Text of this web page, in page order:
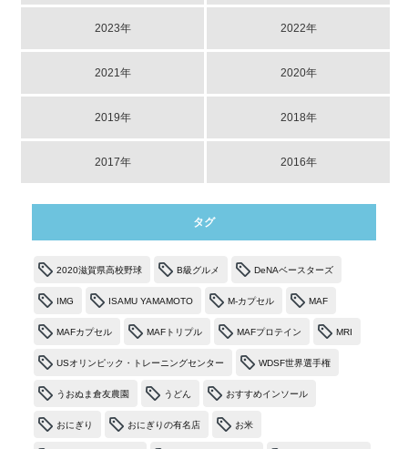
2023年 2022年
2021年 2020年
2019年 2018年
2017年 2016年
タグ
2020滋賀県高校野球 B級グルメ DeNAベースターズ
IMG ISAMU YAMAMOTO M-カプセル MAF
MAFカプセル MAFトリプル MAFプロテイン MRI
USオリンピック・トレーニングセンター WDSF世界選手権
うおぬま倉友農園 うどん おすすめインソール
おにぎり おにぎりの有名店 お米